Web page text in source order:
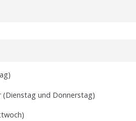
(Dienstag und Donnerstag)